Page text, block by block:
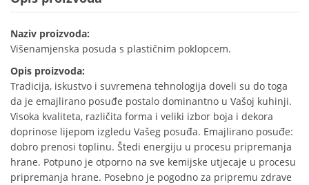
Naziv proizvoda:
Višenamjenska posuda s plastičnim poklopcem.
Opis proizvoda:
Tradicija, iskustvo i suvremena tehnologija doveli su do toga
da je emajlirano posuđe postalo dominantno u Vašoj kuhinji.
Visoka kvaliteta, različita forma i veliki izbor boja i dekora
doprinose lijepom izgledu Vašeg posuđa. Emajlirano posuđe:
dobro prenosi toplinu. Štedi energiju u procesu pripremanja
hrane. Potpuno je otporno na sve kemijske utjecaje u procesu
pripremanja hrane. Posebno je pogodno za pripremu zdrave